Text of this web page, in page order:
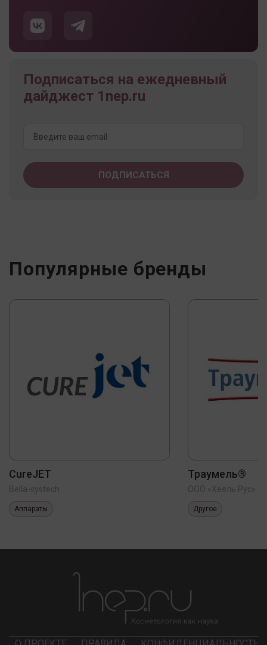
Подписаться на ежедневный
дайджест 1nep.ru
Популярные бренды
CureJET
Bella-systech
Аппараты
Траумель®
ООО «Хеель Рус»
Другое